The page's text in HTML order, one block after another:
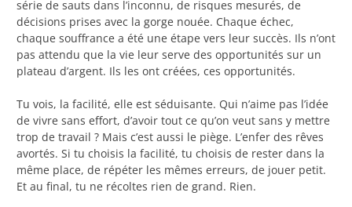
série de sauts dans l’inconnu, de risques mesurés, de
décisions prises avec la gorge nouée. Chaque échec,
chaque souffrance a été une étape vers leur succès. Ils n’ont
pas attendu que la vie leur serve des opportunités sur un
plateau d’argent. Ils les ont créées, ces opportunités.
Tu vois, la facilité, elle est séduisante. Qui n’aime pas l’idée
de vivre sans effort, d’avoir tout ce qu’on veut sans y mettre
trop de travail ? Mais c’est aussi le piège. L’enfer des rêves
avortés. Si tu choisis la facilité, tu choisis de rester dans la
même place, de répéter les mêmes erreurs, de jouer petit.
Et au final, tu ne récoltes rien de grand. Rien.